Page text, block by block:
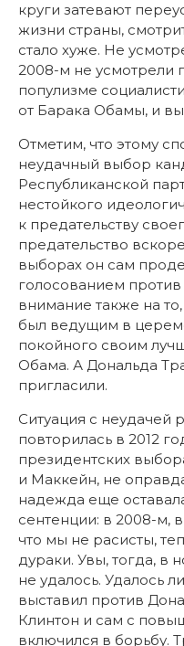
круги затевают
жизни страны,
стало хуже. Не
2008-м не усмотрели
популизме
от Барака Обамы, и
Отметим, что этому
неудачный выбор
Республиканской
нестойкого
к предательству
предательство
выборах он сам
голосованием
внимание также на
был ведущим в
покойного своим
Обама. А Дональда
пригласили.
Ситуация с неудачей
повторилась в 2012
президентских
и Маккейн, не
надежда еще
сентенции: в 2008-м,
что мы не расисты,
дураки. Увы, тогда, в
не удалось. Удалось
выставил против
Клинтон и сам с
включился в борьбу.